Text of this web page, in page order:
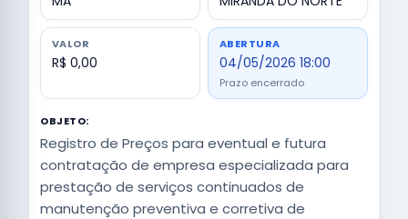
VALOR
R$ 0,00
ABERTURA
04/05/2026 18:00
Prazo encerrado
OBJETO:
Registro de Preços para eventual e futura
contratação de empresa especializada para
prestação de serviços continuados de
manutenção preventiva e corretiva de